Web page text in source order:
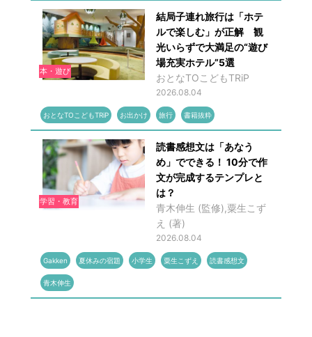
本・遊び
結局子連れ旅行は「ホテ
ルで楽しむ」が正解 観
光いらずで大満足の“遊び
場充実ホテル”5選
おとなTOこどもTRiP
2026.08.04
おとなTOこどもTRiP お出かけ 旅行 書籍抜粋
学習・教育
読書感想文は「あなう
め」でできる！ 10分で作
文が完成するテンプレと
は？
青木伸生 (監修),粟生こず
え (著)
2026.08.04
Gakken 夏休みの宿題 小学生 粟生こずえ 読書感想文
青木伸生